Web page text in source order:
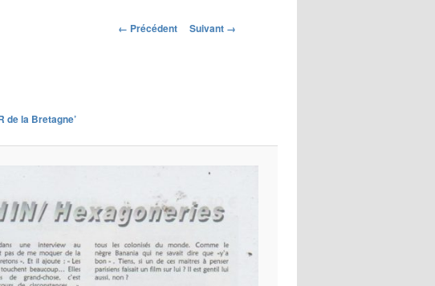
Navigation
← Précédent Suivant →
de la Bretagne’